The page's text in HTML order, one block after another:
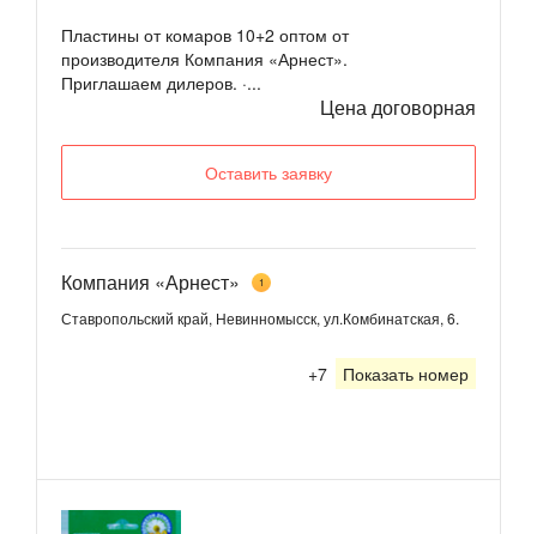
Пластины от комаров 10+2 оптом от
производителя Компания «Арнест».
Приглашаем дилеров. ·...
Цена договорная
Оставить заявку
Компания «Арнест» 1
Ставропольский край, Невинномысск, ул.Комбинатская, 6.
+7 Показать номер